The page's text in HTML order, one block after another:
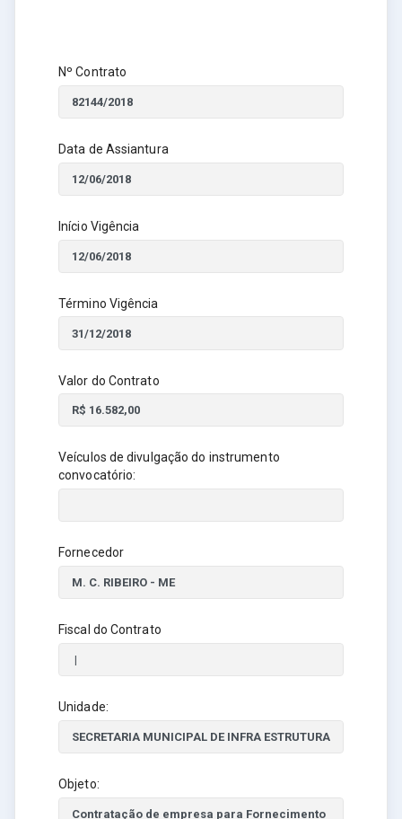
Nº Contrato
Data de Assiantura
Início Vigência
Término Vigência
Valor do Contrato
Veículos de divulgação do instrumento
convocatório:
Fornecedor
Fiscal do Contrato
Unidade:
Objeto: